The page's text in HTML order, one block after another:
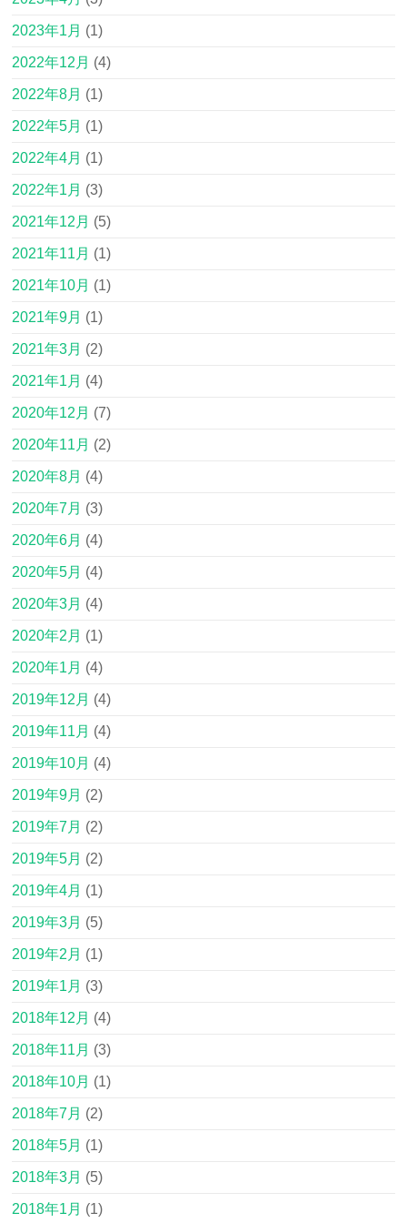
2023年1月 (1)
2022年12月 (4)
2022年8月 (1)
2022年5月 (1)
2022年4月 (1)
2022年1月 (3)
2021年12月 (5)
2021年11月 (1)
2021年10月 (1)
2021年9月 (1)
2021年3月 (2)
2021年1月 (4)
2020年12月 (7)
2020年11月 (2)
2020年8月 (4)
2020年7月 (3)
2020年6月 (4)
2020年5月 (4)
2020年3月 (4)
2020年2月 (1)
2020年1月 (4)
2019年12月 (4)
2019年11月 (4)
2019年10月 (4)
2019年9月 (2)
2019年7月 (2)
2019年5月 (2)
2019年4月 (1)
2019年3月 (5)
2019年2月 (1)
2019年1月 (3)
2018年12月 (4)
2018年11月 (3)
2018年10月 (1)
2018年7月 (2)
2018年5月 (1)
2018年3月 (5)
2018年1月 (1)